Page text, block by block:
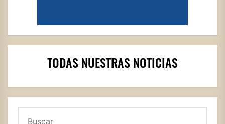
TODAS NUESTRAS NOTICIAS